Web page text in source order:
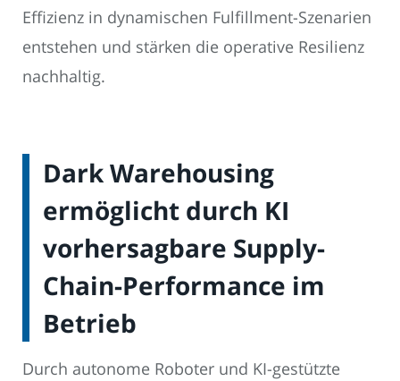
Effizienz in dynamischen Fulfillment-Szenarien
entstehen und stärken die operative Resilienz
nachhaltig.
Dark Warehousing
ermöglicht durch KI
vorhersagbare Supply-
Chain-Performance im
Betrieb
Durch autonome Roboter und KI-gestützte